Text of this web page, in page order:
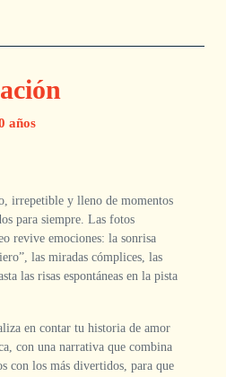
años
irrepetible y lleno de momentos
para siempre. Las fotos
revive emociones: la sonrisa
las miradas cómplices, las
las risas espontáneas en la pista
en contar tu historia de amor
con una narrativa que combina
con los más divertidos, para que